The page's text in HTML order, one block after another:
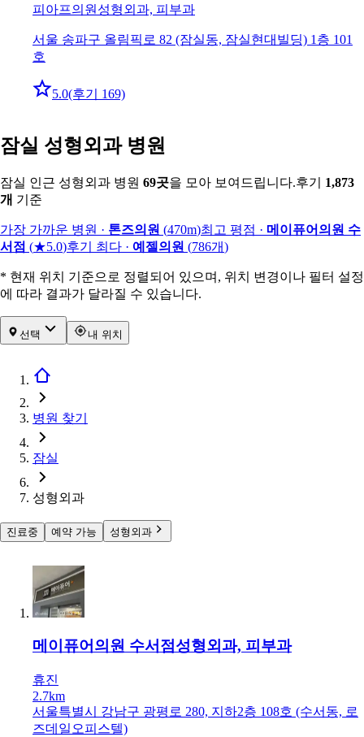
피아프의원 성형외과, 피부과
서울 송파구 올림픽로 82 (잠실동, 잠실현대빌딩) 1층 101
호
5.0(후기 169)
잠실 성형외과 병원
잠실 인근 성형외과 병원 69곳을 모아 보여드립니다.후기
1,873
개 기준
가장 가까운 병원 · 톤즈의원 (470m)최고 평점 · 메이퓨어의원 수
서점 (★5.0)후기 최다 · 예젤의원 (786개)
* 현재 위치 기준으로 정렬되어 있으며, 위치 변경이나 필터 설정
에 따라 결과가 달라질 수 있습니다.
선택 내 위치
병원 찾기
잠실
성형외과
진료중 예약 가능 성형외과
메이퓨어의원 수서점성형외과, 피부과
휴진
2.7km
서울특별시 강남구 광평로 280, 지하2층 108호 (수서동, 로
즈데일오피스텔)